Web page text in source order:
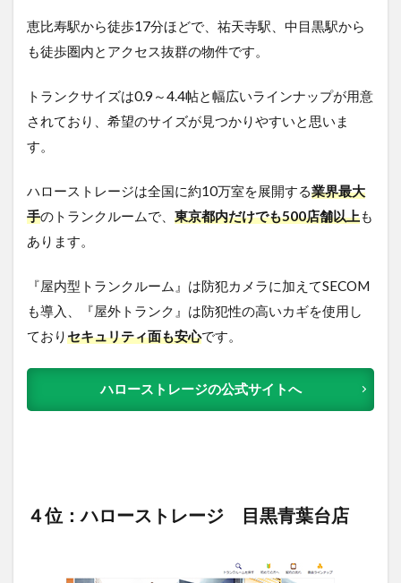
恵比寿駅から徒歩17分ほどで、祐天寺駅、中目黒駅から
も徒歩圏内とアクセス抜群の物件です。
トランクサイズは0.9～4.4帖と幅広いラインナップが用意
されており、希望のサイズが見つかりやすいと思いま
す。
ハローストレージは全国に約10万室を展開する業界最大
手のトランクルームで、 東京都内だけでも500店舗以上も
あります。
『屋内型トランクルーム』は防犯カメラに加えてSECOM
も導入、『屋外トランク』は防犯性の高いカギを使用し
ておりセキュリティ面も安心です。
ハローストレージの公式サイトへ
４位：ハローストレージ 目黒青葉台店